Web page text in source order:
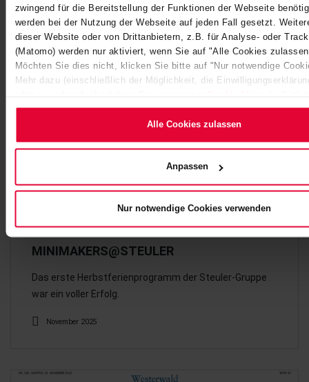
zwingend für die Bereitstellung der Funktionen der Webseite
werden bei der Nutzung der Webseite auf jeden Fall gesetzt.
dieser Website oder von Drittanbietern, z.B. für Analyse- oder
(Matomo) werden nur aktiviert, wenn Sie auf "Alle Cookies
Möchten Sie dies nicht, klicken Sie bitte auf "Nur notwendige
Mehr dazu (einschließlich der Möglichkeit, die
Website) bzw. derDatenschutzerklärung.
Alle Cookies zulassen
Anpassen
Nur notwendige Cookies verwenden
MINIMAKERS@STEULER
Das erste Herbstferienprogramm der Steuler-Gruppe
war ein voller Erfolg.
November 2025